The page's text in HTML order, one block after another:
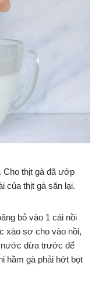
Cho thịt gà đã ướp
của thịt gà săn lại.
bỏ vào 1 cái nồi
xào sơ cho vào nồi,
nước dừa trước để
hầm gà phải hớt bọt